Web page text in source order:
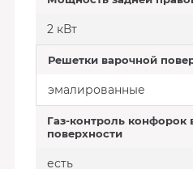
2 кВт
Решетки варочной
эмалированные
Газ-контроль конфорок
поверхности
есть